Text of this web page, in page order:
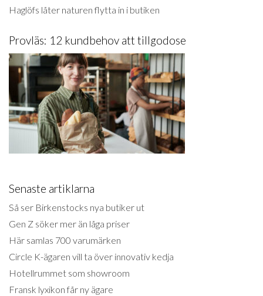
Haglöfs låter naturen flytta in i butiken
Provläs: 12 kundbehov att tillgodose
Senaste artiklarna
Så ser Birkenstocks nya butiker ut
Gen Z söker mer än låga priser
Här samlas 700 varumärken
Circle K-ägaren vill ta över innovativ kedja
Hotellrummet som showroom
Fransk lyxikon får ny ägare